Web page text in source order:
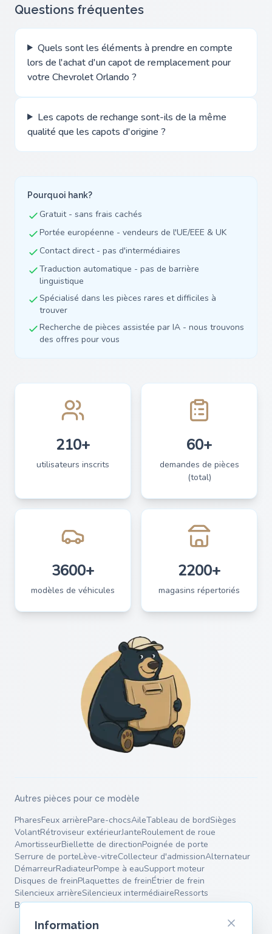
Questions fréquentes
Quels sont les éléments à prendre en compte
lors de l'achat d'un capot de remplacement pour
votre Chevrolet Orlando ?
Les capots de rechange sont-ils de la même
qualité que les capots d'origine ?
Pourquoi hank?
Gratuit - sans frais cachés
Portée européenne - vendeurs de l'UE/EEE & UK
Contact direct - pas d'intermédiaires
Traduction automatique - pas de barrière
linguistique
Spécialisé dans les pièces rares et difficiles à
trouver
Recherche de pièces assistée par IA - nous trouvons
des offres pour vous
210+
utilisateurs inscrits
60+
demandes de pièces
(total)
3600+
modèles de véhicules
2200+
magasins répertoriés
Autres pièces pour ce modèle
PharesFeux arrièrePare-chocsAileTableau de bordSièges
VolantRétroviseur extérieurJanteRoulement de roue
AmortisseurBiellette de directionPoignée de porte
Serrure de porteLève-vitreCollecteur d'admissionAlternateur
DémarreurRadiateurPompe à eauSupport moteur
Disques de freinPlaquettes de freinÉtrier de frein
Silencieux arrièreSilencieux intermédiaireRessorts
Bras de suspension
Information